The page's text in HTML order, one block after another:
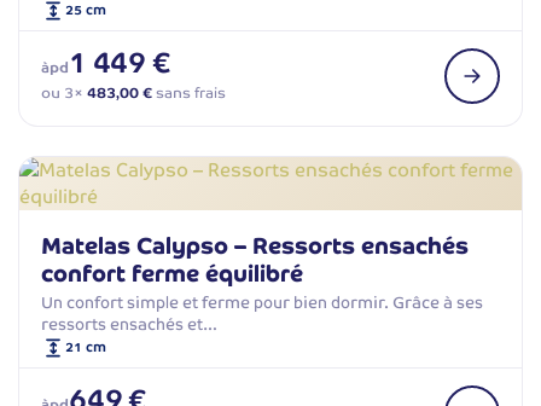
25 cm
àpd1 449 €
ou 3× 483,00 €sans frais
Matelas Calypso – Ressorts ensachés
confort ferme équilibré
Un confort simple et ferme pour bien dormir. Grâce à ses
ressorts ensachés et…
21 cm